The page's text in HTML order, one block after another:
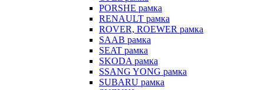
PORSHE рамка
RENAULT рамка
ROVER, ROEWER рамка
SAAB рамка
SEAT рамка
SKODA рамка
SSANG YONG рамка
SUBARU рамка